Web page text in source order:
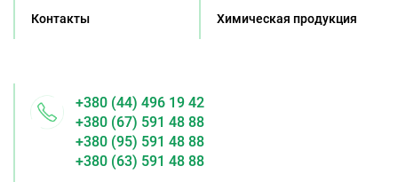
Контакты
Химическая продукция
+380 (44) 496 19 42
+380 (67) 591 48 88
+380 (95) 591 48 88
+380 (63) 591 48 88